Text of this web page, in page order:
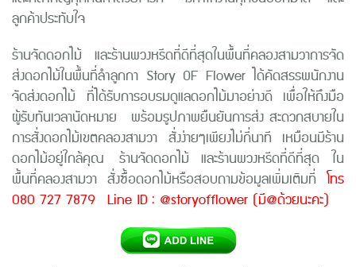
ลูกค้าประทับใจ
ร้านจัดดอกไม้ และร้านพวงหรีดที่ดีที่สุดในพื้นที่คลองสามวาการจัด
ส่งดอกไม้ในพื้นที่ลำลูกกา Story OF Flowerได้คัดสรรพนักงาน
จัดส่งดอกไม้ ที่ได้รับการอบรมดูแลดอกไม้มาอย่างดี เพื่อให้ถึงมือ
ผู้รับทันเวลานัดหมาย
พร้อมรูปภาพยืนยันการส่ง สะดวกสบายใน
การสั่งดอกไม้เขตคลองสามวา สั่งง่ายๆเพียงไม่กี่นาที เหมือนมีร้าน
ดอกไม้อยู่ใกล้คุณ
ร้านจัดดอกไม้ และร้านพวงหรีดที่ดีที่สุด ใน
พื้นที่คลองสามวา สั่งซื้อดอกไม้หรือสอบถามข้อมูลเพิ่มเติมที่ โทร
080 727 7879 Line ID : @storyofflower (มี@ด้วยนะคะ)